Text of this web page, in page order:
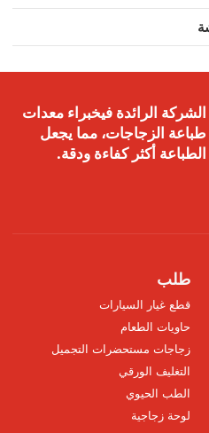
الشركة الرائدة فيخبراء معدات
طباعة الزجاجات، مما يجعل
الطباعة أكثر كفاءة ودقة.
طلب
قطع غيار السيارات
حاويات الطعام
زجاجات مستحضرات التجميل
التغليف الورقي
الطب الحيوي
لوحة زجاجية